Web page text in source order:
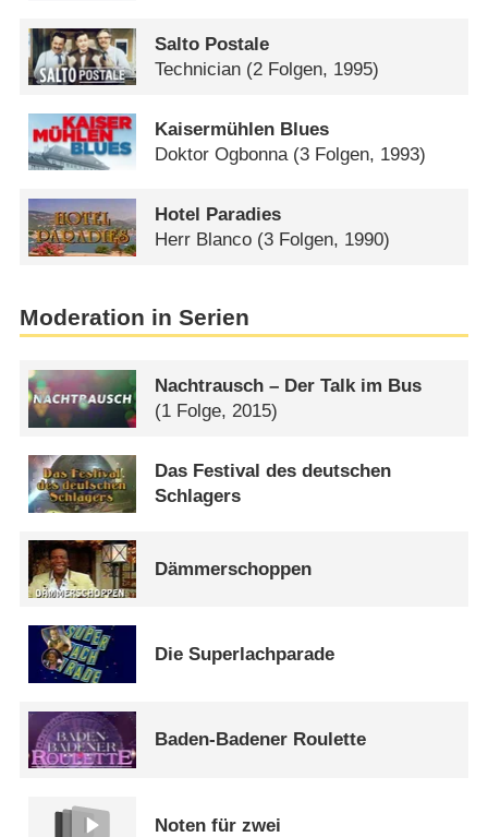
Salto Postale
Technician (2 Folgen, 1995)
Kaisermühlen Blues
Doktor Ogbonna (3 Folgen, 1993)
Hotel Paradies
Herr Blanco (3 Folgen, 1990)
Moderation in Serien
Nachtrausch – Der Talk im Bus
(1 Folge, 2015)
Das Festival des deutschen
Schlagers
Dämmerschoppen
Die Superlachparade
Baden-Badener Roulette
Noten für zwei